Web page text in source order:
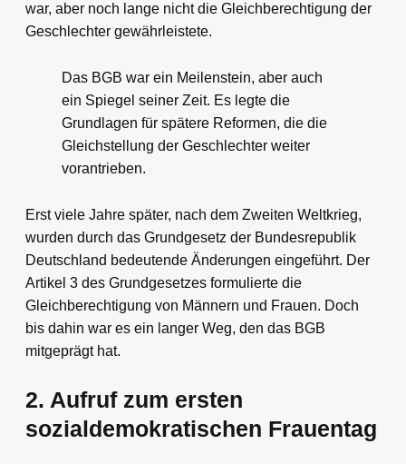
war, aber noch lange nicht die Gleichberechtigung der
Geschlechter gewährleistete.
Das BGB war ein Meilenstein, aber auch
ein Spiegel seiner Zeit. Es legte die
Grundlagen für spätere Reformen, die die
Gleichstellung der Geschlechter weiter
vorantrieben.
Erst viele Jahre später, nach dem Zweiten Weltkrieg,
wurden durch das Grundgesetz der Bundesrepublik
Deutschland bedeutende Änderungen eingeführt. Der
Artikel 3 des Grundgesetzes formulierte die
Gleichberechtigung von Männern und Frauen. Doch
bis dahin war es ein langer Weg, den das BGB
mitgeprägt hat.
2. Aufruf zum ersten
sozialdemokratischen Frauentag